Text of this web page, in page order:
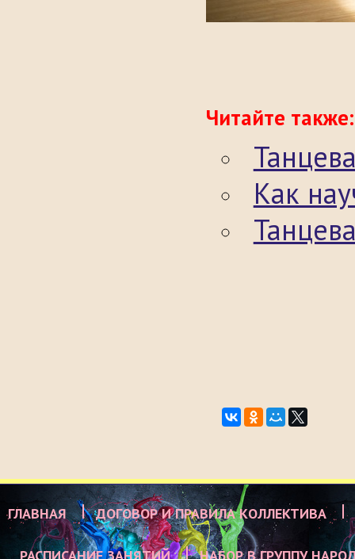
Читайте также:
Как
ГЛАВНАЯ ДОГОВОР И ПРАВИЛА КОЛЛЕКТИВА